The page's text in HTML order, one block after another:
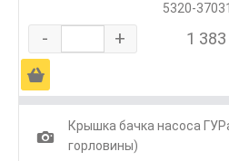
5320-
- + 1
Ä
1
Крышка бачка насоса
горловины)